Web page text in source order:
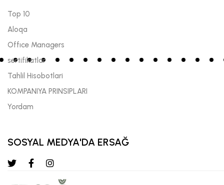
Top 10
Aloqa
Offıce Managers
sertifikatlar
Tahlil Hisobotlari
KOMPANIYA PRINSIPLARI
Yordam
SOSYAL MEDYA'DA ERSAĞ